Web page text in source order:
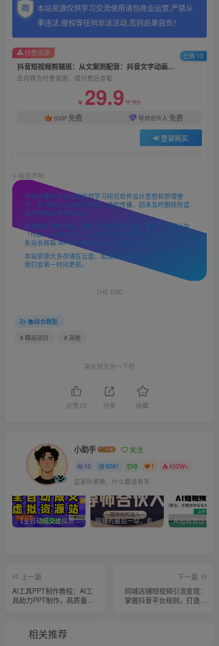
本站资源仅供学习交流使用请勿商业运营,严禁从
事违法,侵权等任何非法活动,否则后果自负！
抖音短视频剪辑班：从文案到配音：抖音文字动画短视频制作秘籍
此内容为付费资源，请付费后查看
￥ 29.9￥99
SVIP 免费 导师合伙人 免费
登录购买
付费资源 已售 13
© 版权声明
本站收集的资源仅供内部学习研究软件设计思想和原理使
用，学习研究后请自觉删除，请勿传播，因未及时删除所造
成的任何后果责任自负。
如果用于其他用途，请购买正版支持作者，谢谢！若您认为
「https://mc9527.cn/」发布的内容若侵犯到您的权益，请联
系站长邮箱:907146180@qq.com 进行删除处理。
本站资源大多存储在云盘，如发现链接失效，请联系我们，
我们会第一时间更新。
THE END
📚综合教程
# 精品项目
# 其他
喜欢就支持一下吧
点赞 23 分享 收藏
小助手 关注
10 9261 0 1 452W+
这家伙很懒，什么都没有写...
【全自动成交虚拟资源站】站长唯一陪跑项目！月入10W+~长期稳定~ 网赚的最后一站，卖项目！做网赚顶级猎食者~
上一篇
AI工具PPT制作教程：AI工
具助力PPT制作，高质量
下一篇
同城店铺短视频引流变现：
掌握抖音平台规则，打造爆
相关推荐